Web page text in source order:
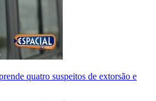
quatro suspeitos de extorsão e